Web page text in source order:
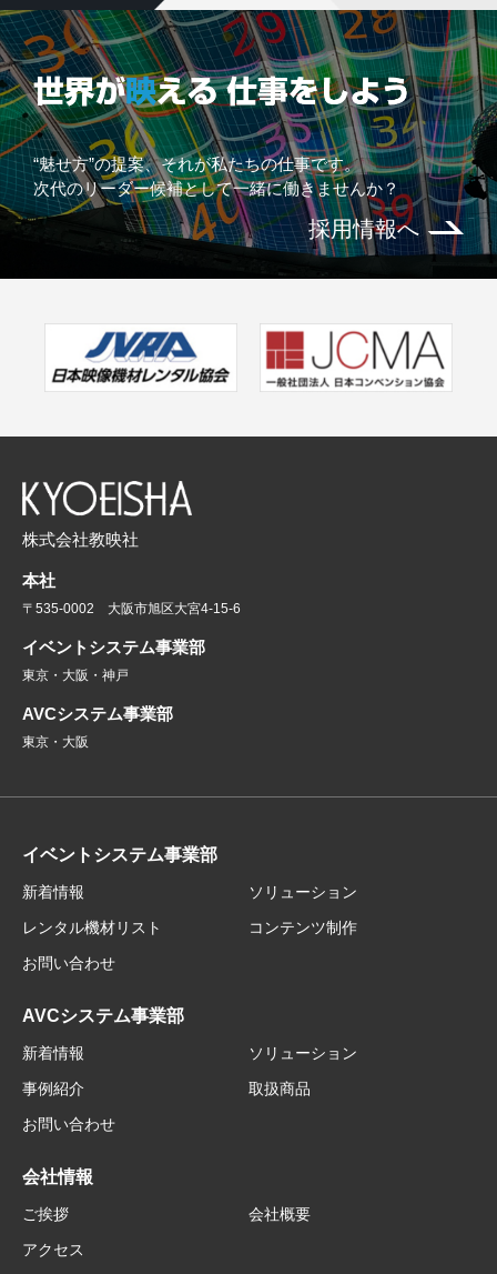
“魅せ方”の提案、それが私たちの仕事です。
次代のリーダー候補として一緒に働きませんか？
採用情報へ
株式会社教映社
本社
〒535-0002 大阪市旭区大宮4-15-6
イベントシステム事業部
東京・大阪・神戸
AVCシステム事業部
東京・大阪
イベントシステム事業部
新着情報
ソリューション
レンタル機材リスト
コンテンツ制作
お問い合わせ
AVCシステム事業部
新着情報
ソリューション
事例紹介
取扱商品
お問い合わせ
会社情報
ご挨拶
会社概要
アクセス